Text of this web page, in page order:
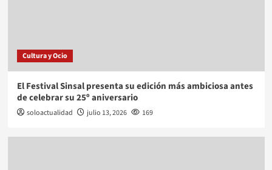
Cultura y Ocio
El Festival Sinsal presenta su edición más ambiciosa antes
de celebrar su 25º aniversario
soloactualidad julio 13, 2026 169